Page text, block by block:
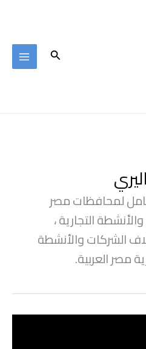
البحث
لمحافظات مصر
التجارية ،
الشركات والأنشطة
مصر العربية.